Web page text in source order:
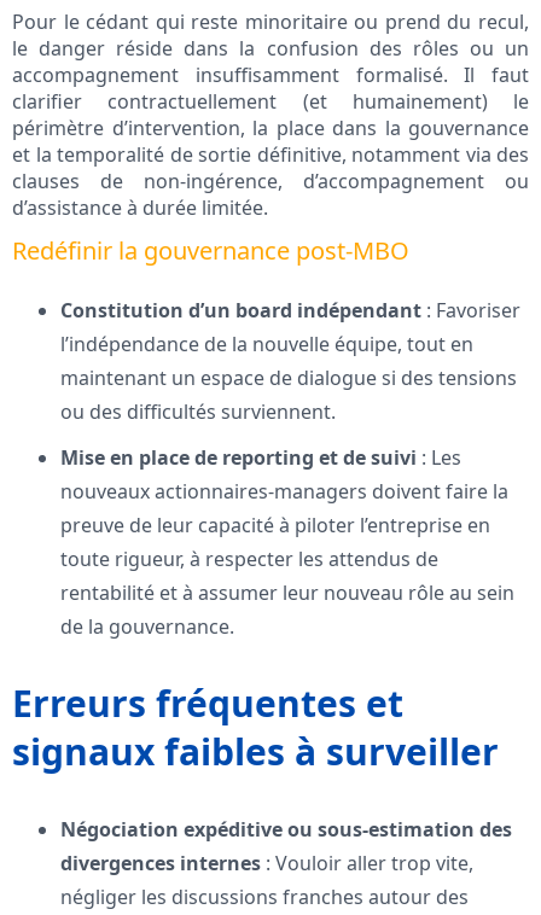
Pour le cédant qui reste minoritaire ou prend du recul,
le danger réside dans la confusion des rôles ou un
accompagnement insuffisamment formalisé. Il faut
clarifier contractuellement (et humainement) le
périmètre d’intervention, la place dans la gouvernance
et la temporalité de sortie définitive, notamment via des
clauses de non-ingérence, d’accompagnement ou
d’assistance à durée limitée.
Redéfinir la gouvernance post-MBO
Constitution d’un board indépendant : Favoriser
l’indépendance de la nouvelle équipe, tout en
maintenant un espace de dialogue si des tensions
ou des difficultés surviennent.
Mise en place de reporting et de suivi : Les
nouveaux actionnaires-managers doivent faire la
preuve de leur capacité à piloter l’entreprise en
toute rigueur, à respecter les attendus de
rentabilité et à assumer leur nouveau rôle au sein
de la gouvernance.
Erreurs fréquentes et
signaux faibles à surveiller
Négociation expéditive ou sous-estimation des
divergences internes : Vouloir aller trop vite,
négliger les discussions franches autour des